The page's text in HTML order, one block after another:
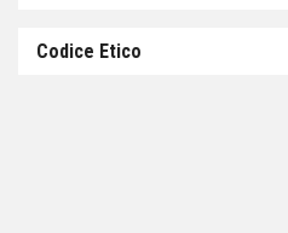
Codice Etico